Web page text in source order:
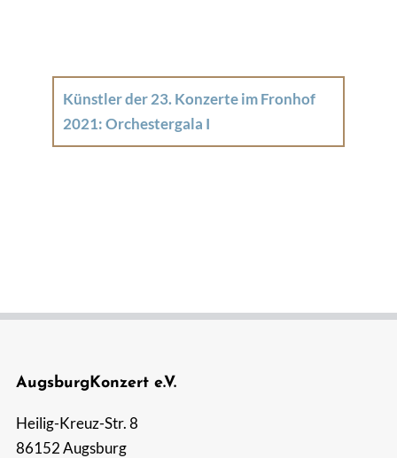
Künstler der 23. Konzerte im Fronhof
2021: Orchestergala I
AugsburgKonzert e.V.
Heilig-Kreuz-Str. 8
86152 Augsburg